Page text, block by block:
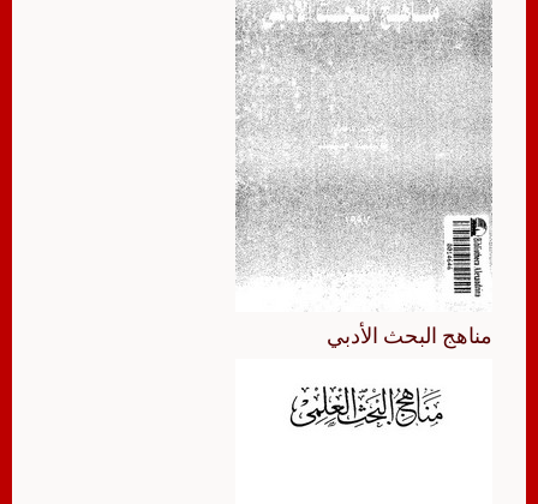
مناهج البحث الأدبي